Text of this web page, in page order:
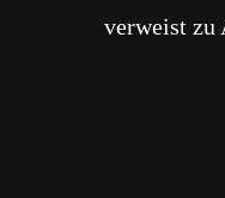
verweist zu